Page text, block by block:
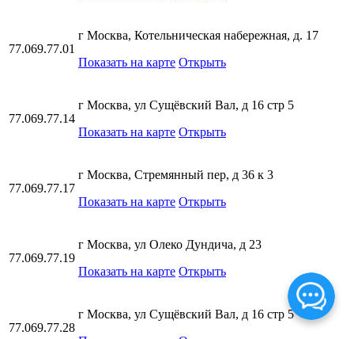
77.069.77.01
г Москва, Котельническая набережная, д. 17
Показать на карте Открыть
77.069.77.14
г Москва, ул Сущёвский Вал, д 16 стр 5
Показать на карте Открыть
77.069.77.17
г Москва, Стремянный пер, д 36 к 3
Показать на карте Открыть
77.069.77.19
г Москва, ул Олеко Дундича, д 23
Показать на карте Открыть
77.069.77.28
г Москва, ул Сущёвский Вал, д 16 стр 5